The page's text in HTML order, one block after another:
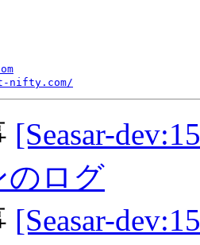
nifty.com/
[Seasar-
のログ
[Seasar-